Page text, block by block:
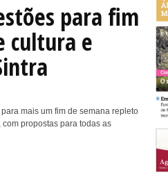
para fim
cultura e
mais um fim de semana repleto
propostas para todas as